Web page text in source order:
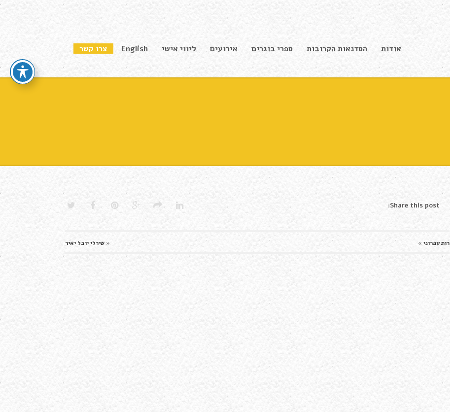
אודות הסדנאות הקרובות ספרי בוגרים אירועים ליווי אישי English צרו קשר
Share this post:
« שירלי יובל יאיר רות עפרוני »